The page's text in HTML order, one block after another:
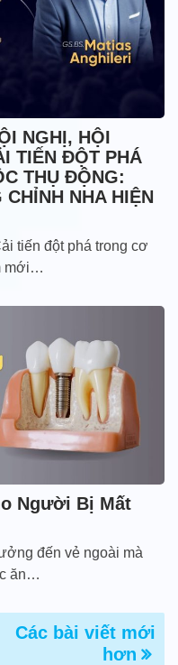
NGHỊ, HỘI
TIẾN ĐỘT PHÁ
THỤ ĐỘNG:
NHA HIỆN
tiến đột phá trong cơ
mới…
Người Bị Mất
đến vẻ ngoài mà
ăn…
Các bài viết mới
hơn